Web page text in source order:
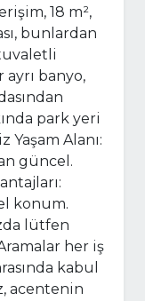
18 m²,
bunlardan
banyo,
park yeri
Yaşam Alanı:
güncel.
konum.
lütfen
her iş
kabul
acentenin